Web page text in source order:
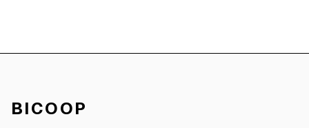
BICOOP